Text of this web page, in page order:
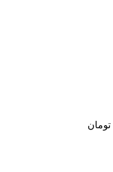
تومان